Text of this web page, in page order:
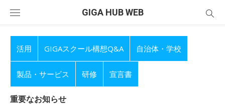
GIGA HUB WEB
活用 GIGAスクール構想Q&A 自治体・学校
製品・サービス 研修 宣言書
重要なお知らせ